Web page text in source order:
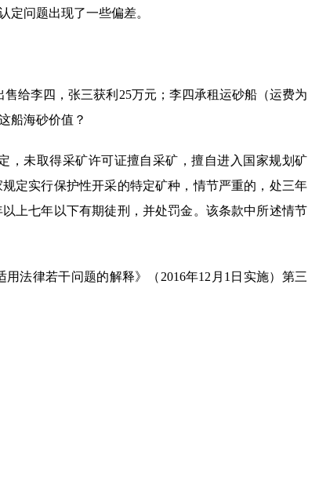
定问题出现了一些偏差。
给李四，张三获利25万元；李四承租运砂船（运费为
船海砂价值？
，未取得采矿许可证擅自采矿，擅自进入国家规划矿
定实行保护性开采的特定矿种，情节严重的，处三年
上七年以下有期徒刑，并处罚金。该条款中所述情节
法律若干问题的解释》（2016年12月1日实施）第三